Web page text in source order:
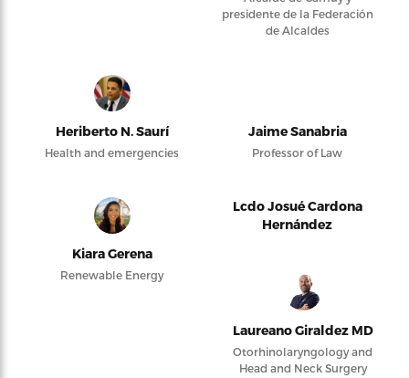
presidente de la Federación
de Alcaldes
Heriberto N. Saurí
Health and emergencies
Jaime Sanabria
Professor of Law
Kiara Gerena
Renewable Energy
Lcdo Josué Cardona
Hernández
Laureano Giraldez MD
Otorhinolaryngology and
Head and Neck Surgery